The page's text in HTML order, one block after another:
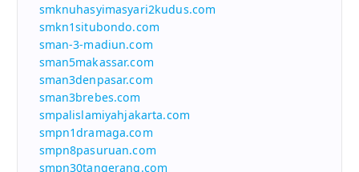
smknuhasyimasyari2kudus.com
smkn1situbondo.com
sman-3-madiun.com
sman5makassar.com
sman3denpasar.com
sman3brebes.com
smpalislamiyahjakarta.com
smpn1dramaga.com
smpn8pasuruan.com
smpn30tangerang.com